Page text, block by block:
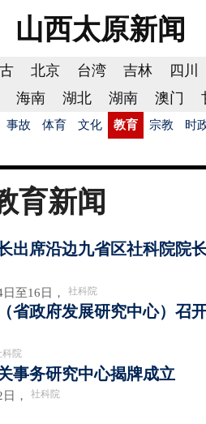
山西太原新闻
北京 台湾 吉林 四川
海南 湖北 湖南 澳门
事故 体育 文化 教育 宗教 时
育新闻
出席沿边九省区社科院院
至16日， 社科院
省政府发展研究中心）召
科院
事务研究中心揭牌成立
， 社科院